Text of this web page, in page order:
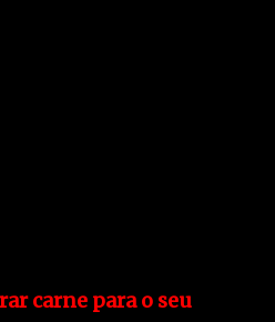
carne para o seu